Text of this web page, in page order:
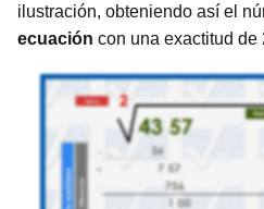
ilustración, obteniendo así el
ecuación con una exactitud de